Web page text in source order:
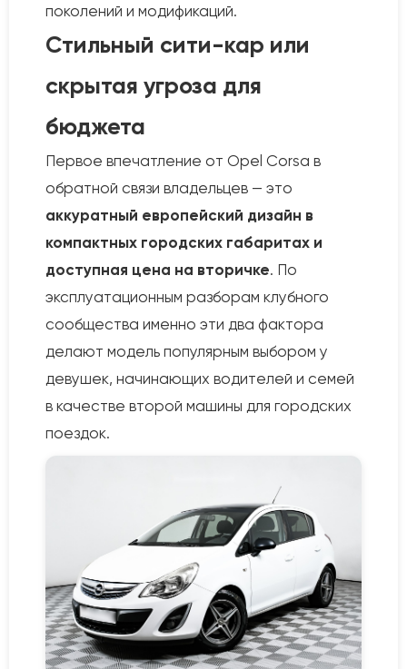
поколений и модификаций.
Стильный сити-кар или
скрытая угроза для
бюджета
Первое впечатление от Opel Corsa в
обратной связи владельцев — это
аккуратный европейский дизайн в
компактных городских габаритах и
доступная цена на вторичке. По
эксплуатационным разборам клубного
сообщества именно эти два фактора
делают модель популярным выбором у
девушек, начинающих водителей и семей
в качестве второй машины для городских
поездок.